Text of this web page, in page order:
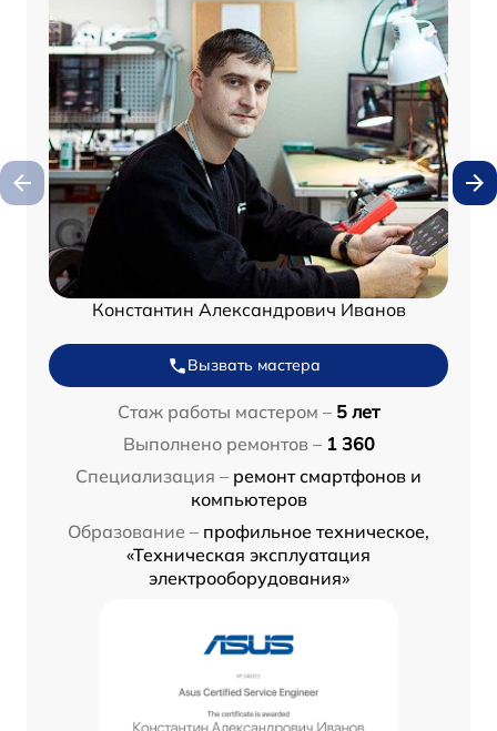
Константин Александрович Иванов
Вызвать мастера
Стаж работы мастером – 5 лет
Выполнено ремонтов – 1 360
Специализация – ремонт смартфонов и
компьютеров
Образование – профильное техническое,
«Техническая эксплуатация
электрооборудования»